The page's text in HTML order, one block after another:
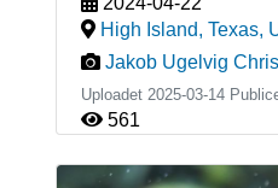
High Island, Texas,
Jakob Ugelvig
Uploadet 2025-03-14
561